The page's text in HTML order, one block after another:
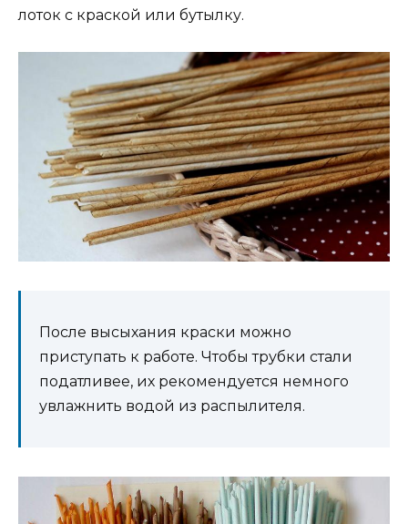
лоток с краской или бутылку.
После высыхания краски можно
приступать к работе. Чтобы трубки стали
податливее, их рекомендуется немного
увлажнить водой из распылителя.